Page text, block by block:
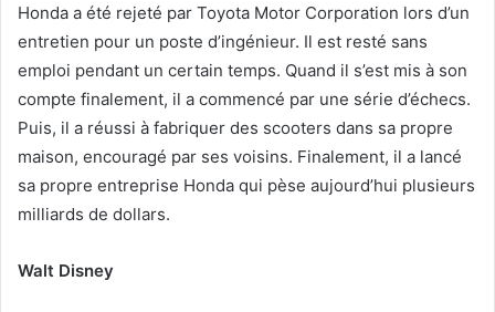
Honda a été rejeté par Toyota Motor Corporation lors d’un
entretien pour un poste d’ingénieur. Il est resté sans
emploi pendant un certain temps. Quand il s’est mis à son
compte finalement, il a commencé par une série d’échecs.
Puis, il a réussi à fabriquer des scooters dans sa propre
maison, encouragé par ses voisins. Finalement, il a lancé
sa propre entreprise Honda qui pèse aujourd’hui plusieurs
milliards de dollars.
Walt Disney